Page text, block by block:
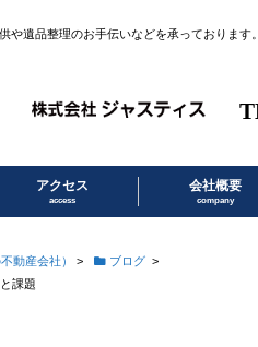
遺品整理のお手伝いなどを承っております。
アクセス
access
会社概要
company
動産会社） > ブログ >
課題